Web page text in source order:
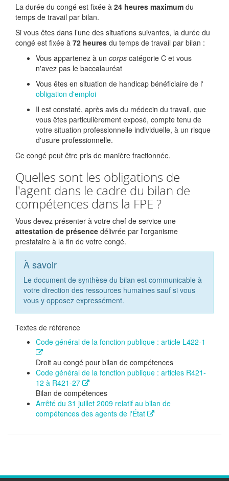
La durée du congé est fixée à 24 heures maximum du
temps de travail par bilan.
Si vous êtes dans l’une des situations suivantes, la durée du
congé est fixée à 72 heures du temps de travail par bilan :
Vous appartenez à un corps catégorie C et vous
n'avez pas le baccalauréat
Vous êtes en situation de handicap bénéficiaire de l'
obligation d'emploi
Il est constaté, après avis du médecin du travail, que
vous êtes particulièrement exposé, compte tenu de
votre situation professionnelle individuelle, à un risque
d'usure professionnelle.
Ce congé peut être pris de manière fractionnée.
Quelles sont les obligations de
l'agent dans le cadre du bilan de
compétences dans la FPE ?
Vous devez présenter à votre chef de service une
attestation de présence délivrée par l'organisme
prestataire à la fin de votre congé.
À savoir
Le document de synthèse du bilan est communicable à
votre direction des ressources humaines sauf si vous
vous y opposez expressément.
Textes de référence
Code général de la fonction publique : article L422-1
Droit au congé pour bilan de compétences
Code général de la fonction publique : articles R421-
12 à R421-27
Bilan de compétences
Arrêté du 31 juillet 2009 relatif au bilan de
compétences des agents de l'État